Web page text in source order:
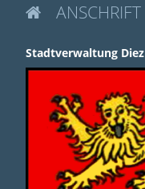
 ANSCHRIFT
Stadtverwaltung Diez